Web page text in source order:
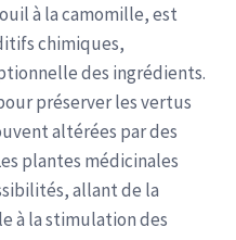
à la camomille, est
chimiques,
des ingrédients.
préserver les vertus
altérées par des
plantes médicinales
allant de la
à la stimulation des